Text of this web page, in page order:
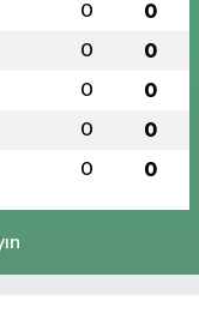
0 0
0 0
0 0
0 0
0 0